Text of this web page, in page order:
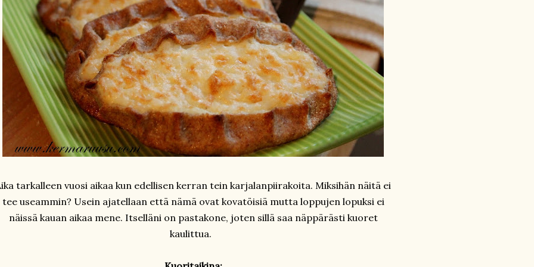
tarkalleen vuosi aikaa kun edellisen kerran tein karjalanpiirakoita. Miksihän näitä ei
tee useammin? Usein ajatellaan että nämä ovat kovatöisiä mutta loppujen lopuksi ei
näissä kauan aikaa mene. Itselläni on pastakone, joten sillä saa näppärästi kuoret
kaulittua.